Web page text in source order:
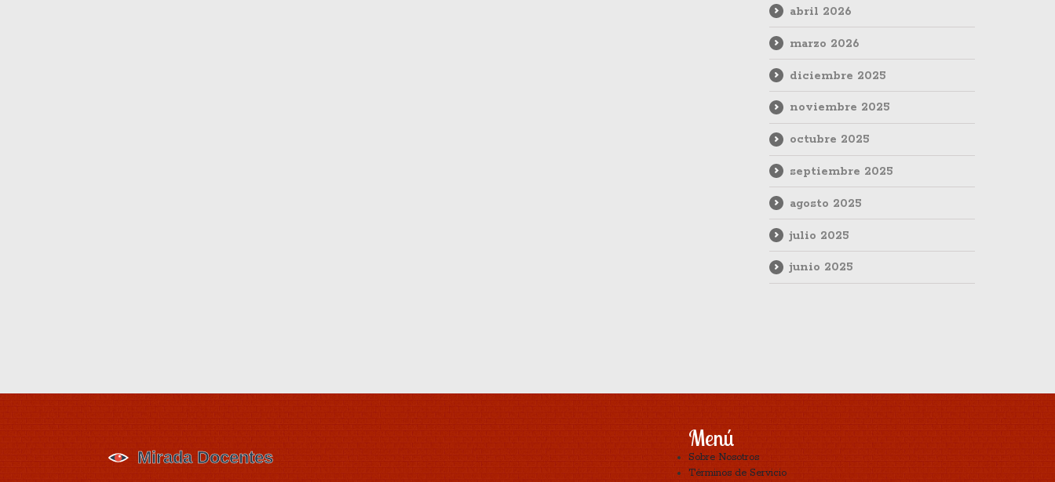
abril 2026
marzo 2026
diciembre 2025
noviembre 2025
octubre 2025
septiembre 2025
agosto 2025
julio 2025
junio 2025
Menú
Sobre Nosotros
Términos de Servicio